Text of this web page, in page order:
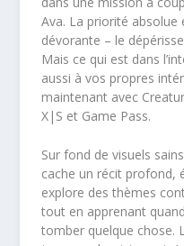
Ava. La priorité absolue
dévorante – le
Mais ce qui est dans
aussi à vos propres
maintenant avec
X|S et Game Pass.
Sur fond de visuels
cache un récit profond,
explore des thèmes
tout en apprenant
tomber quelque chose.